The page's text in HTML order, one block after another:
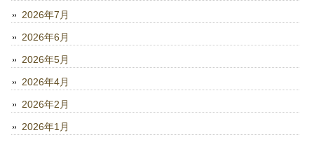
2026年7月
2026年6月
2026年5月
2026年4月
2026年2月
2026年1月